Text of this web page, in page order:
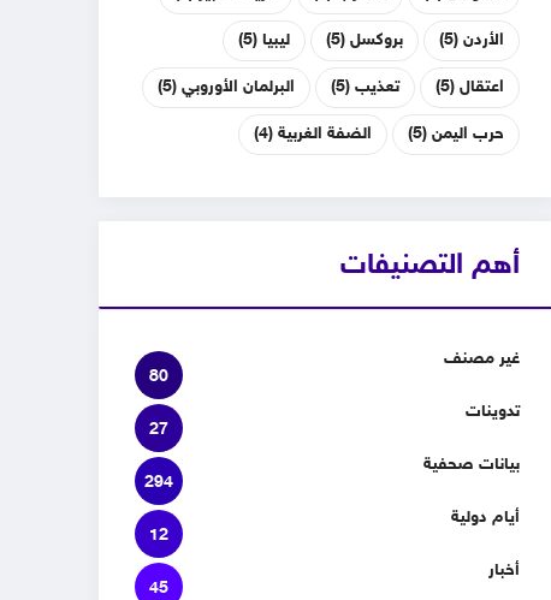
الأردن(5) بروكسل(5) ليبيا(5)
اعتقال(5) تعذيب(5) البرلمان الأوروبي(5)
حرب اليمن(5) الضفة الغربية(4)
أهم التصنيفات
غير مصنف
80
تدوينات
27
بيانات صحفية
294
أيام دولية
12
أخبار
45